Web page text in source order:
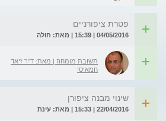
פטרת ציפורניים
04/05/2016 | 15:39 | מאת: חולה
תשובת מומחה | מאת: ד"ר זיאד
חמאיסי
שינוי מבנה ציפורן
22/04/2016 | 15:33 | מאת: עינת